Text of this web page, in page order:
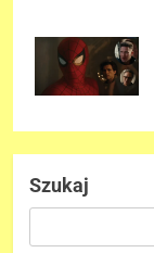
Szukaj